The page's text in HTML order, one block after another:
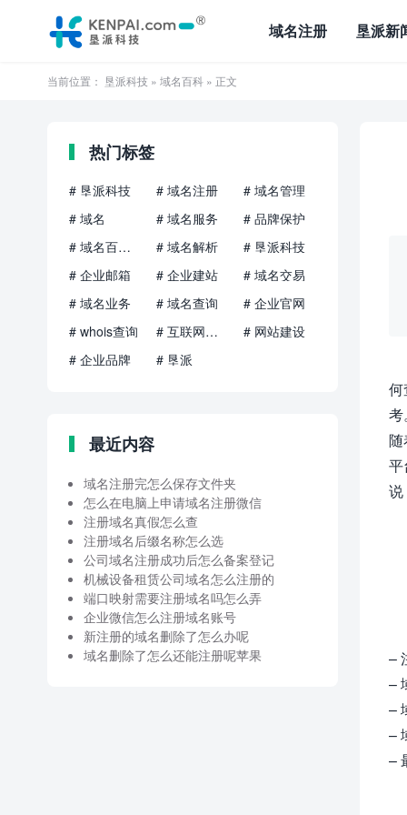
域名注册 垦派新
当前位置： 垦派科技 » 域名百科 » 正文
何
考
随
平
说
–
–
–
–
–
热门标签
# 垦派科技 # 域名注册
# 域名管理
# 域名
# 域名服务
# 品牌保护
# 域名百科知识
# 域名解析
# 垦派科技
# 企业邮箱
# 企业建站
# 域名交易
# 域名业务
# 域名查询
# 企业官网
# whois查询
# 互联网品牌
# 网站建设
# 企业品牌
# 垦派
最近内容
域名注册完怎么保存文件夹
怎么在电脑上申请域名注册微信
注册域名真假怎么查
注册域名后缀名称怎么选
公司域名注册成功后怎么备案登记
机械设备租赁公司域名怎么注册的
端口映射需要注册域名吗怎么弄
企业微信怎么注册域名账号
新注册的域名删除了怎么办呢
域名删除了怎么还能注册呢苹果